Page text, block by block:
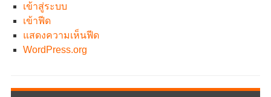
เข้าสู่ระบบ
เข้าฟีด
แสดงความเห็นฟีด
WordPress.org